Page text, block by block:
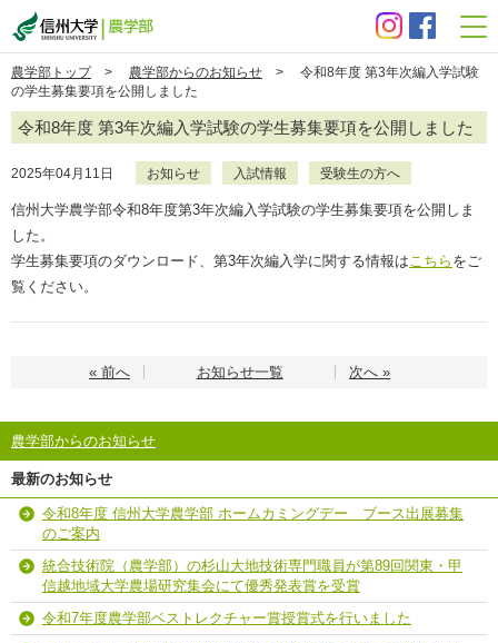
農学部トップ> 農学部からのお知らせ > 令和8年度 第3年次編入学試験
の学生募集要項を公開しました
令和8年度 第3年次編入学試験の学生募集要項を公開しました
2025年04月11日 お知らせ 入試情報 受験生の方へ
信州大学農学部令和8年度第3年次編入学試験の学生募集要項を公開しま
した。
学生募集要項のダウンロード、第3年次編入学に関する情報はこちら をご
覧ください。
« 前へ お知らせ一覧 次へ »
農学部からのお知らせ
最新のお知らせ
令和8年度 信州大学農学部 ホームカミングデー ブース出展募集
のご案内
統合技術院（農学部）の杉山大地技術専門職員が第89回関東・甲
信越地域大学農場研究集会にて優秀発表賞を受賞
令和7年度農学部ベストレクチャー賞授賞式を行いました